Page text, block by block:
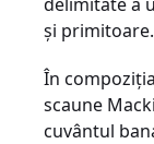
şi primitoare.
În
scaune
cuvântul